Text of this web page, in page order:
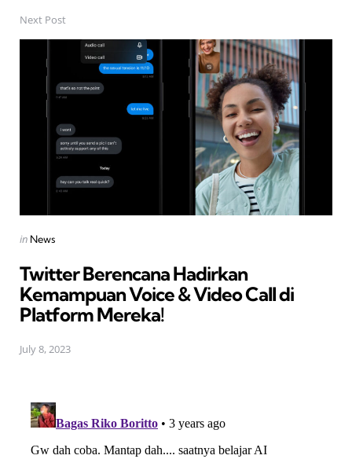
Next Post
Posted
in News
Twitter Berencana Hadirkan
Kemampuan Voice & Video Call di
Platform Mereka!
July 8, 2023